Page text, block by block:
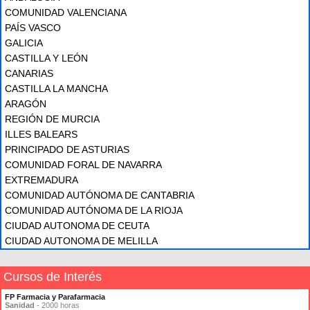
COMUNIDAD VALENCIANA
PAÍS VASCO
GALICIA
CASTILLA Y LEÓN
CANARIAS
CASTILLA LA MANCHA
ARAGÓN
REGIÓN DE MURCIA
ILLES BALEARS
PRINCIPADO DE ASTURIAS
COMUNIDAD FORAL DE NAVARRA
EXTREMADURA
COMUNIDAD AUTÓNOMA DE CANTABRIA
COMUNIDAD AUTÓNOMA DE LA RIOJA
CIUDAD AUTONOMA DE CEUTA
CIUDAD AUTONOMA DE MELILLA
Cursos de Interés
FP Farmacia y Parafarmacia
Sanidad - 2000 horas